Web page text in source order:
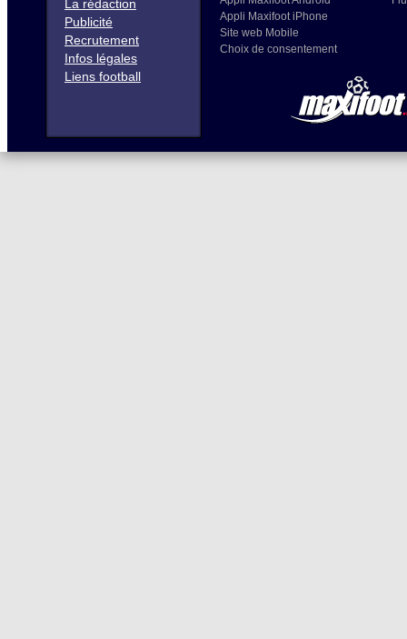
La rédaction
Publicité
Recrutement
Infos légales
Liens football
Appli Maxifoot iPhone
Site web Mobile
Choix de consentement